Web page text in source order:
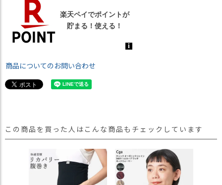
商品についてのお問い合わせ
この商品を買った人はこんな商品もチェックしています